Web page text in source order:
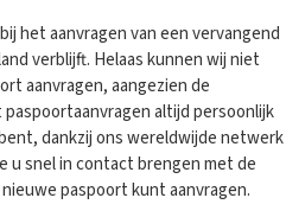
het aanvragen van een vervangend
verblijft. Helaas kunnen wij niet
aanvragen, aangezien de
altijd persoonlijk
dankzij ons wereldwijde netwerk
u snel in contact brengen met de
paspoort kunt aanvragen.